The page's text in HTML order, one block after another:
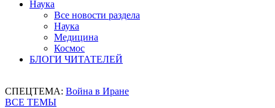
Наука
Все новости раздела
Наука
Медицина
Космос
БЛОГИ ЧИТАТЕЛЕЙ
СПЕЦТЕМА: Война в Иране
ВСЕ ТЕМЫ